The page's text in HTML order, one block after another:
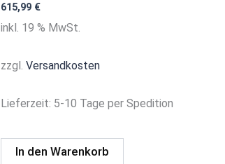
615,99 €
inkl. 19 % MwSt.
zzgl. Versandkosten
Lieferzeit: 5-10 Tage per Spedition
In den Warenkorb